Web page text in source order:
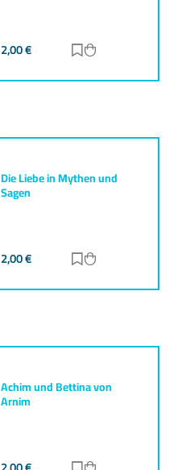
2,00€ Zur Merkliste
Die Liebe in Mythen und
Sagen
2,00€ Zur Merkliste
Achim und Bettina von
Arnim